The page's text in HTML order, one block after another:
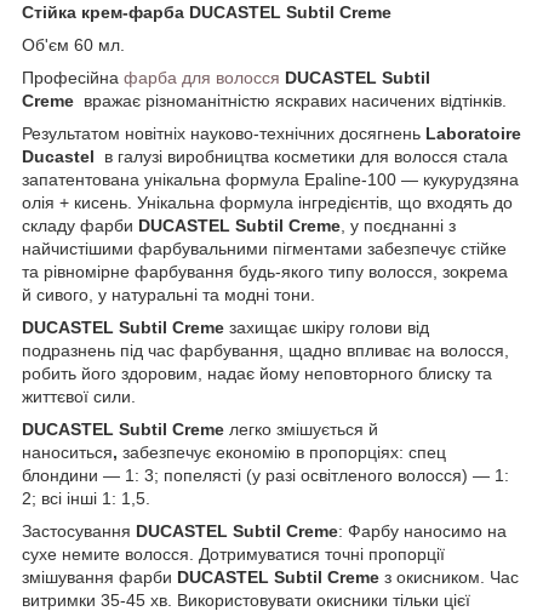
Стійка крем-фарба DUCASTEL Subtil Creme
Об'єм 60 мл.
Професійна фарба для волосся DUCASTEL Subtil
Creme вражає різноманітністю яскравих насичених відтінків.
Результатом новітніх науково-технічних досягнень Laboratoire
Ducastel в галузі виробництва косметики для волосся стала
запатентована унікальна формула Epaline-100 — кукурудзяна
олія + кисень. Унікальна формула інгредієнтів, що входять до
складу фарби DUCASTEL Subtil Creme , у поєднанні з
найчистішими фарбувальними пігментами забезпечує стійке
та рівномірне фарбування будь-якого типу волосся, зокрема
й сивого, у натуральні та модні тони.
DUCASTEL Subtil Creme захищає шкіру голови від
подразнень під час фарбування, щадно впливає на волосся,
робить його здоровим, надає йому неповторного блиску та
життєвої сили.
DUCASTEL Subtil Creme легко змішується й
наноситься, забезпечує економію в пропорціях: спец
блондини — 1: 3; попелясті (у разі освітленого волосся) — 1:
2; всі інші 1: 1,5.
Застосування DUCASTEL Subtil Creme: Фарбу наносимо на
сухе немите волосся. Дотримуватися точні пропорції
змішування фарби DUCASTEL Subtil Creme з окисником. Час
витримки 35-45 хв. Використовувати окисники тільки цієї